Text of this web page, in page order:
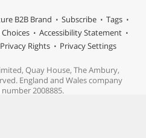
B2B Brand Subscribe
Tags
Accessibility Statement
Rights Privacy Settings
Quay House, The Ambury,
England and Wales company
2008885.